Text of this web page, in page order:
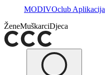
MODIVOclub Aplikacija
ŽeneMuškarciDjeca